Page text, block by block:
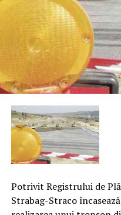
Potrivit Registrului de
Strabag-Straco